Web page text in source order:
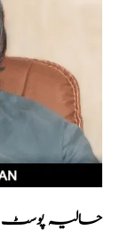
Recent Post حالیہ پوسٹ